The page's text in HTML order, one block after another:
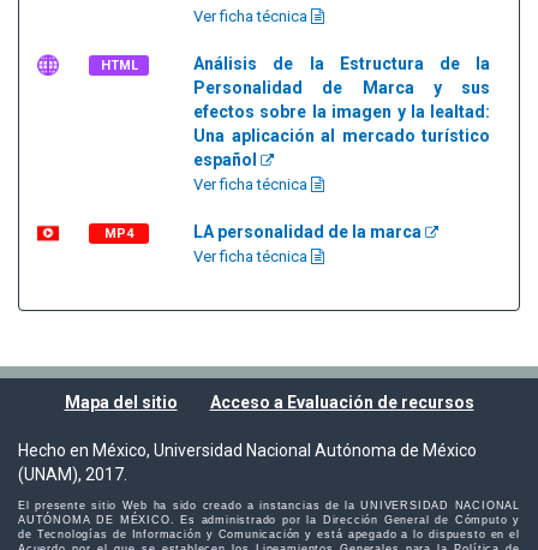
Ver ficha técnica
HTML
Análisis de la Estructura de la
Personalidad de Marca y sus
efectos sobre la imagen y la lealtad:
Una aplicación al mercado turístico
español
Ver ficha técnica
MP4 LA personalidad de la marca
Ver ficha técnica
Mapa del sitio Acceso a Evaluación de recursos
Hecho en México, Universidad Nacional Autónoma de México
(UNAM), 2017.
El presente sitio Web ha sido creado a instancias de la UNIVERSIDAD NACIONAL
AUTÓNOMA DE MÉXICO. Es administrado por la Dirección General de Cómputo y
de Tecnologías de Información y Comunicación y está apegado a lo dispuesto en el